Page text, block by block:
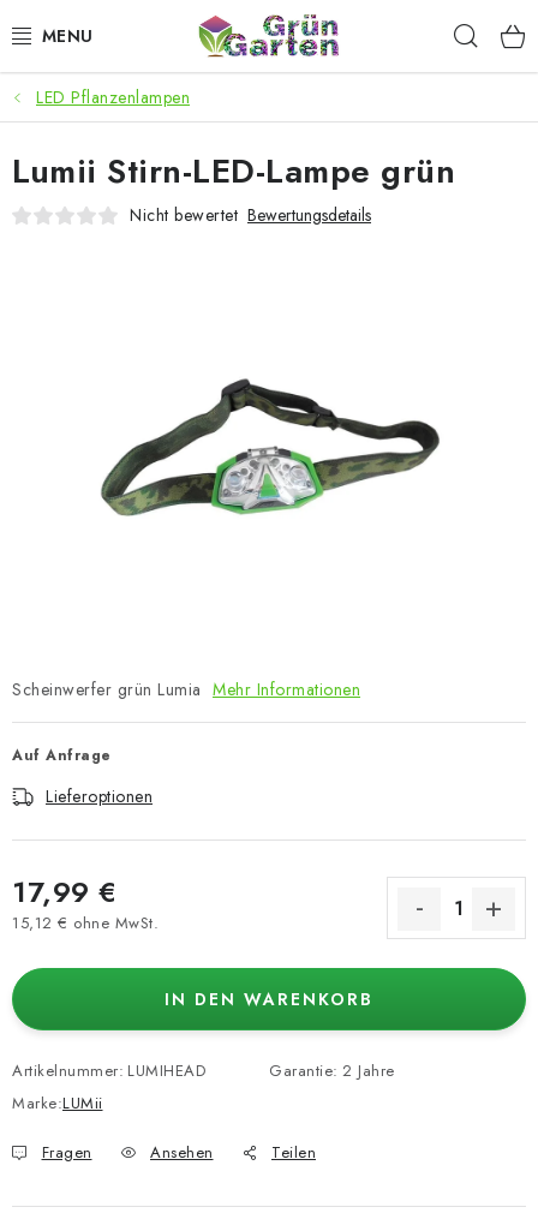
Inhalt
ANGEBOTE
LED PFLANZENLAMPEN
ANBAUBEDARF FÜR DEN HEIMANBAU
Geschäftsbewertung Kaufberatung AGB
Blog
Datenschutzerklärung
LED Pflanzenlampen
Scheinwerfer grün Lumia Mehr Informationen
Auf Anfrage
Lieferoptionen
17,99 €
15,12 € ohne MwSt.
IN DEN WARENKORB
Artikelnummer: LUMIHEAD
Marke:LUMii
Garantie: 2 Jahre
Fragen Ansehen Teilen
Lumii Stirn-LED-Lampe grün
Nicht bewertet Bewertungsdetails